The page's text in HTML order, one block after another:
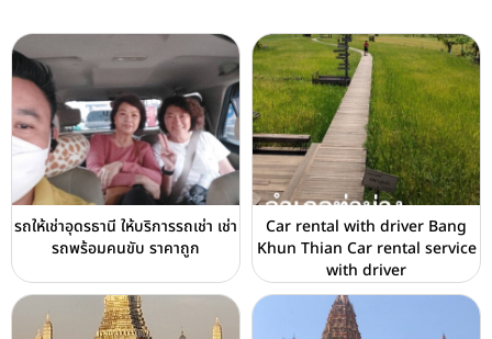
รถให้เช่าอุดรธานี ให้บริการรถเช่า เช่า
รถพร้อมคนขับ ราคาถูก
Car rental with driver Bang
Khun Thian Car rental service
with driver